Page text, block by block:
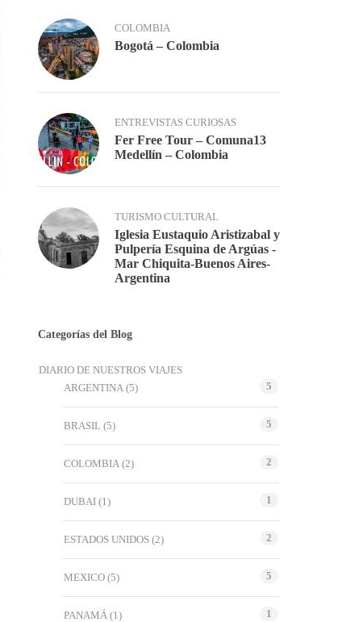
COLOMBIA
Bogotá – Colombia
ENTREVISTAS CURIOSAS
Fer Free Tour – Comuna13
Medellín – Colombia
TURISMO CULTURAL
Iglesia Eustaquio Aristizabal y
Pulpería Esquina de Argúas -
Mar Chiquita-Buenos Aires-
Argentina
Categorías del Blog
DIARIO DE NUESTROS VIAJES
ARGENTINA (5) 5
BRASIL (5) 5
COLOMBIA (2) 2
DUBAI (1) 1
ESTADOS UNIDOS (2) 2
MEXICO (5) 5
PANAMÁ (1) 1